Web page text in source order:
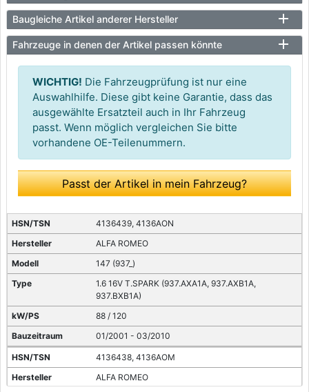
Baugleiche Artikel anderer Hersteller
Fahrzeuge in denen der Artikel passen könnte
WICHTIG! Die Fahrzeugprüfung ist nur eine
Auswahlhilfe. Diese gibt keine Garantie, dass das
ausgewählte Ersatzteil auch in Ihr Fahrzeug
passt. Wenn möglich vergleichen Sie bitte
vorhandene OE-Teilenummern.
Passt der Artikel in mein Fahrzeug?
4136439, 4136AON
ALFA ROMEO
147 (937_)
1.6 16V T.SPARK (937.AXA1A, 937.AXB1A,
937.BXB1A)
88 / 120
01/2001 - 03/2010
4136438, 4136AOM
ALFA ROMEO